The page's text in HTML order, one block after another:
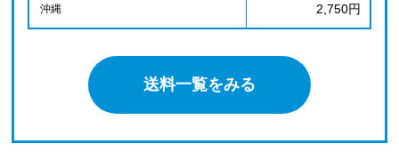
沖縄 2,750円
送料一覧をみる